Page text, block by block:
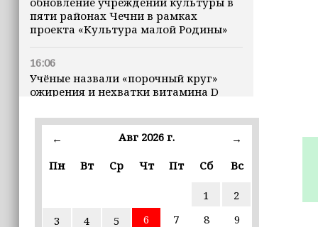
пяти районах Чечни в рамках
проекта «Культура малой Родины»
16:06
Учёные назвали «порочный круг»
ожирения и нехватки витамина D
16:00
В Чеченской Республике начинается
избирательные комиссии
← Авг 2026 г.
→
Пн
Вт Ср Чт Пт Сб Вс
1
2
3
4 5 6 7 8
9